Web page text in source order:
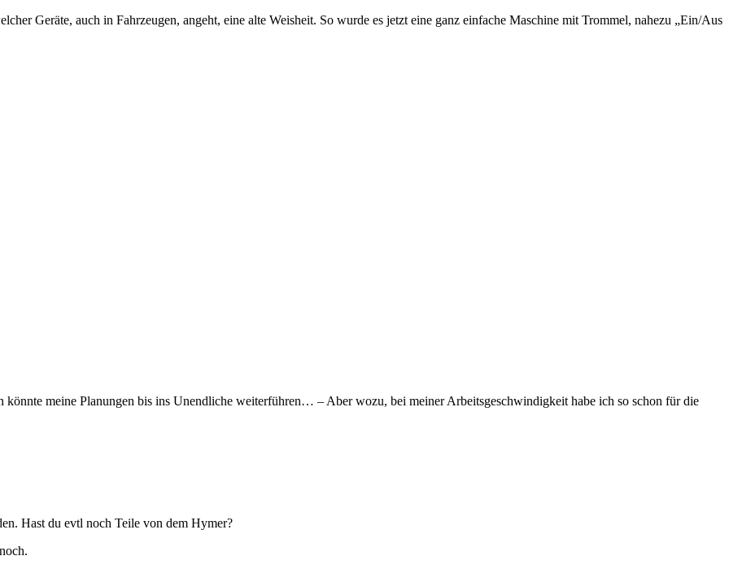
Geräte, auch in Fahrzeugen, angeht, eine alte Weisheit. So wurde es jetzt eine ganz einfache Maschine mit Trommel, nahezu „Ein/Aus
meine Planungen bis ins Unendliche weiterführen… – Aber wozu, bei meiner Arbeitsgeschwindigkeit habe ich so schon für die
Hast du evtl noch Teile von dem Hymer?